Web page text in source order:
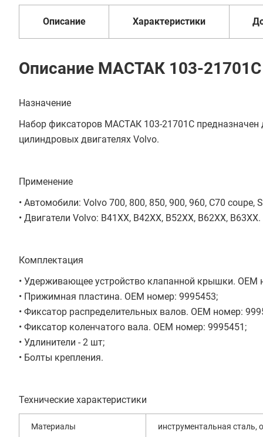
мес
Описание Характеристики
Описание МАСТАК 103-21701C
Назначение
Набор фиксаторов МАСТАК 103-21701C предназначен
цилиндровых двигателях Volvo.
Применение
• Автомобили: Volvo 700, 800, 850, 900, 960, С70 coupe,
• Двигатели Volvo: B41XX, B42XX, B52XX, B62XX, B63XX.
Комплектация
• Удерживающее устройство клапанной крышки. OEM
• Прижимная пластина. OEM номер: 9995453;
• Фиксатор распределительных валов. OEM номер:
• Фиксатор коленчатого вала. OEM номер: 9995451;
• Удлинители - 2 шт;
• Болты крепления.
Технические характеристики
Материалы инструментальная сталь,